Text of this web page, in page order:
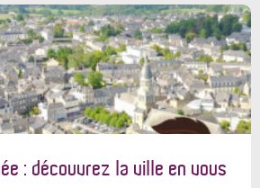
: découvrez la ville en vous